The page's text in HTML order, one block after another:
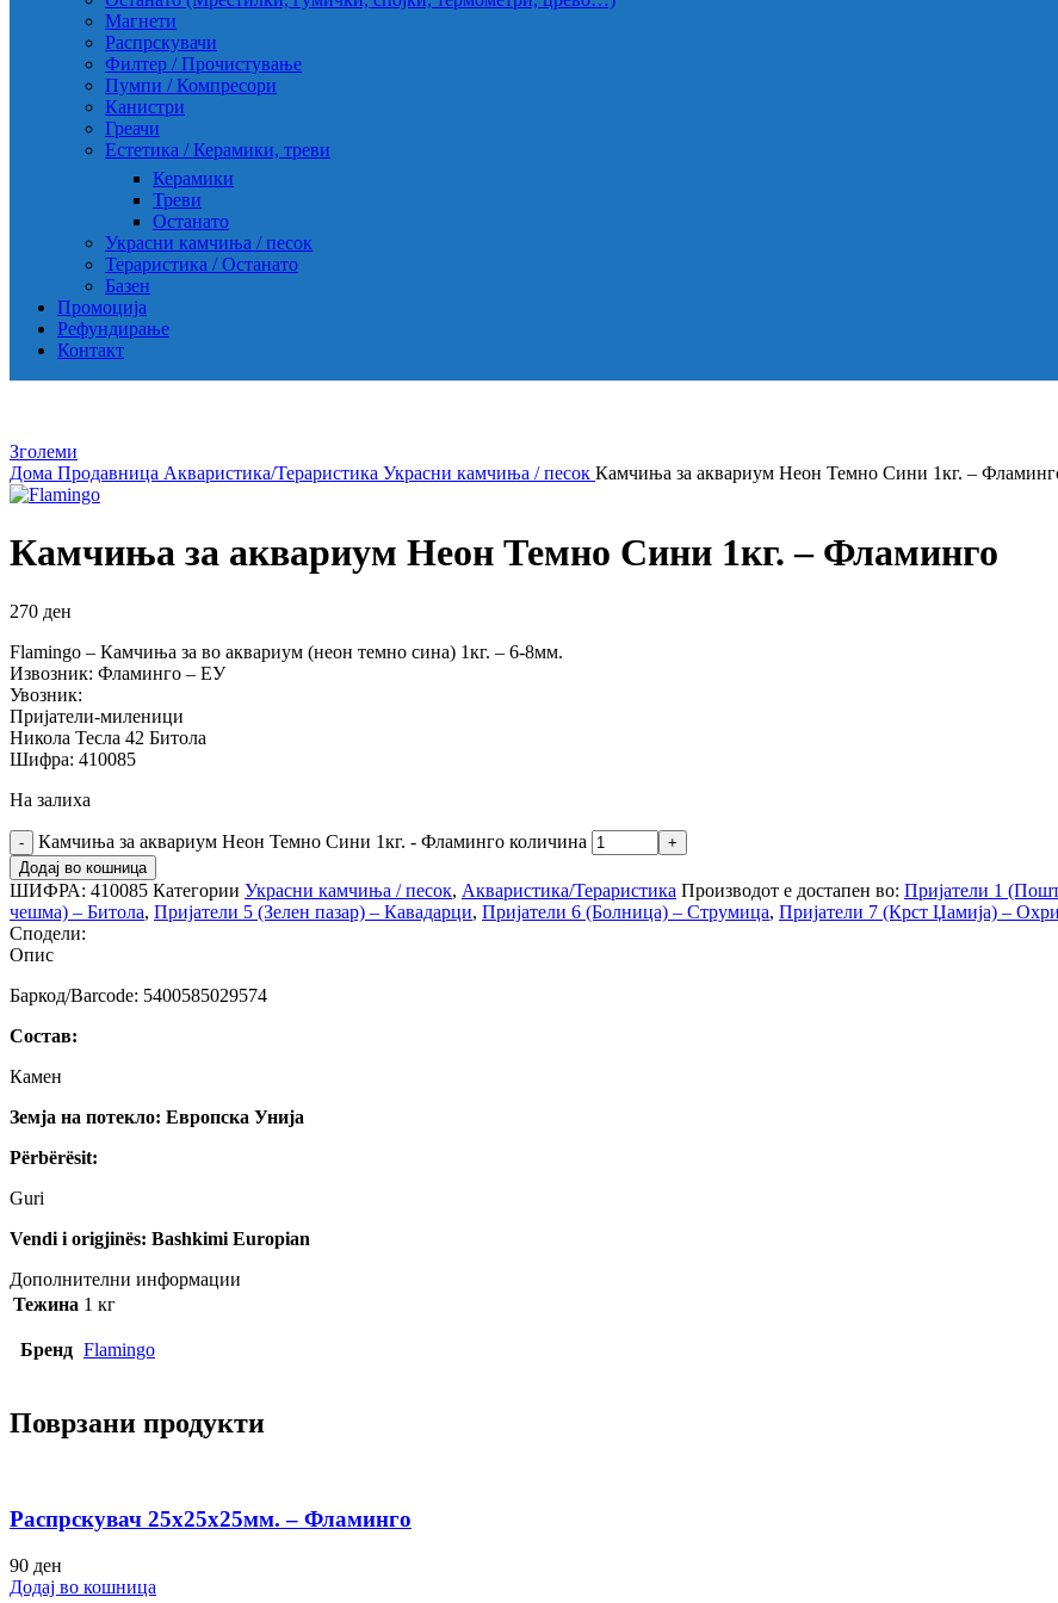
Магнети
Распрскувачи
Филтер / Прочистување
Пумпи / Компресори
Канистри
Греачи
Естетика / Керамики, треви
Керамики
Треви
Останато
Украсни камчиња / песок
Тераристика / Останато
Базен
Промоција
Рефундирање
Контакт
Зголеми
Дома Продавница Акваристика/Тераристика Украсни камчиња / песок Камчиња за аквариум Неон Темно Сини 1кг. –
Камчиња за аквариум Неон Темно Сини 1кг. – Фламинго
270 ден
Flamingo – Камчиња за во аквариум (неон темно сина) 1кг. – 6-8мм.
Извозник: Фламинго – ЕУ
Увозник:
Пријатели-миленици
Никола Тесла 42 Битола
Шифра: 410085
На залиха
Камчиња за аквариум Неон Темно Сини 1кг. - Фламинго количина
Додај во кошница
ШИФРА: 410085 Категории Украсни камчиња / песок, Акваристика/Тераристика Производот е достапен во: Пријатели 1
чешма) – Битола, Пријатели 5 (Зелен пазар) – Кавадарци, Пријатели 6 (Болница) – Струмица, Пријатели 7 (Крст Џамија) –
Сподели:
Опис
Баркод/Barcode: 5400585029574
Состав:
Камен
Земја на потекло: Европска Унија
Përbërësit:
Guri
Vendi i origjinës: Bashkimi Europian
Дополнителни информации
Тежина 1 кг
Бренд Flamingo
Поврзани продукти
Распрскувач 25х25х25мм. – Фламинго
90 ден
Додај во кошница